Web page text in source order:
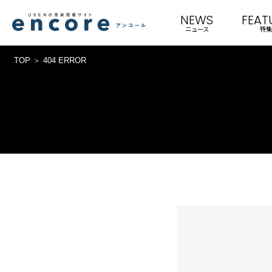
NEWS
ニュース 特集
TOP 404 ERROR